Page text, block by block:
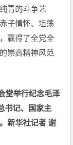
青的斗争艺
子情怀、坦荡
赢得了全党全
崇高精神风范
堂举行纪念毛泽
书记、国家主
新华社记者 谢